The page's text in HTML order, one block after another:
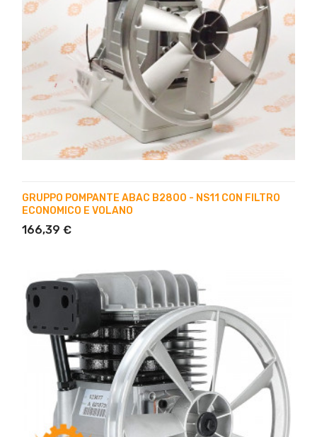
GRUPPO POMPANTE ABAC B2800 - NS11 CON FILTRO
ECONOMICO E VOLANO
166,39 €